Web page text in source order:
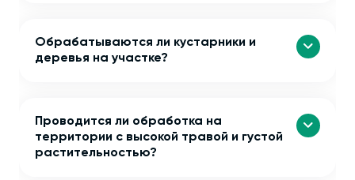
Обрабатываются ли кустарники и
деревья на участке?
Проводится ли обработка на
территории с высокой травой и густой
растительностью?